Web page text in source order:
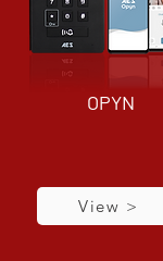
OPYN
View >